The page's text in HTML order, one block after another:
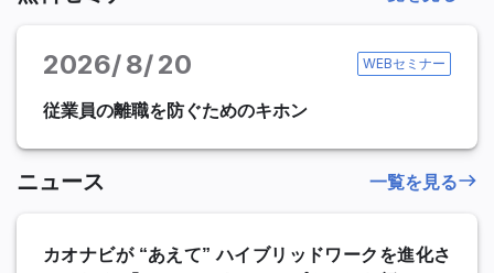
2026 8 20 WEBセミナー
従業員の離職を防ぐためのキホン
ニュース
カオナビが “あえて” ハイブリッドワークを進化さ
一覧を見る